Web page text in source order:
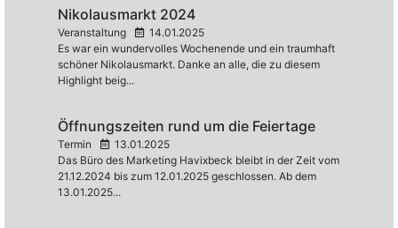
Nikolausmarkt 2024
Veranstaltung
14.01.2025
Es war ein wundervolles Wochenende und ein traumhaft
schöner Nikolausmarkt. Danke an alle, die zu diesem
Highlight beig...
Öffnungszeiten rund um die Feiertage
Termin
13.01.2025
Das Büro des Marketing Havixbeck bleibt in der Zeit vom
21.12.2024 bis zum 12.01.2025 geschlossen. Ab dem
13.01.2025...